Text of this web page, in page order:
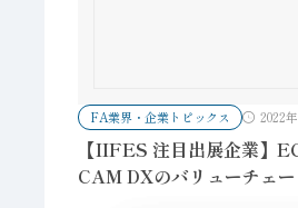
FA業界・企業トピックス 2022
【IIFES 注目出展企業】
CAM DXのバリューチェー